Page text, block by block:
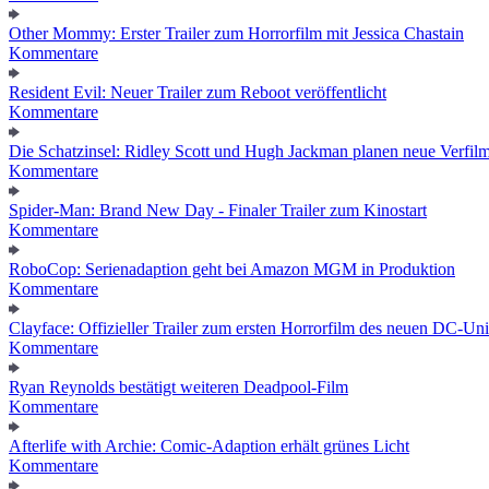
Other Mommy: Erster Trailer zum Horrorfilm mit Jessica Chastain
Kommentare
Resident Evil: Neuer Trailer zum Reboot veröffentlicht
Kommentare
Die Schatzinsel: Ridley Scott und Hugh Jackman planen neue
Kommentare
Spider-Man: Brand New Day - Finaler Trailer zum Kinostart
Kommentare
RoboCop: Serienadaption geht bei Amazon MGM in Produktion
Kommentare
Clayface: Offizieller Trailer zum ersten Horrorfilm des neuen DC-
Kommentare
Ryan Reynolds bestätigt weiteren Deadpool-Film
Kommentare
Afterlife with Archie: Comic-Adaption erhält grünes Licht
Kommentare